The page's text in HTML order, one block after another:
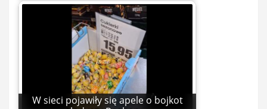
W sieci pojawiły się apele o bojkot